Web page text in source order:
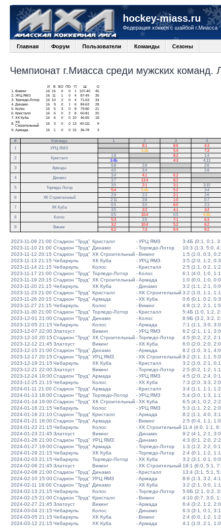
hockey-miass.ru
Федерация хоккея с шайбой г.Миасса
Главная Форум Пользователи Команды Сезоны
Чемпионат г.Миасса среди мужских команд.
И В ВО ПО П
О
1.
Викинг 16 15 0 0 1 107-40
45
2. УРЦ ЯМЗ 16 11 1 0 4 87-49
35
3. Торпедо-Лотор 16 10 2 0 4 71-53
34
4.
Динамо 16 9 0 1 6 84-63
28
5.
Колос 16 5 3 0 8 79-80
21
6.
Кристалл 16 6 0 2 8 60-81
20
7. ХК Куба 16 6 0 0 10 46-55
18
8. ХК
Строительный
16 3 0 0 13 40-111
9
9. Армада 16 1 0 0 15 36-78 3
# Команда 1 2 3
4
1
УРЦ ЯМЗ
8:1 8:6
4:3
4:3Б 5:4
7:3
2
Кристалл
1:8 8:2
1:4
3:4Б
4:3
4:13
3
Армада
6:8 2:8
2:6
4:5
3:4
2:8
4
Динамо
3:4 4:1 6:2
3:7
13:4 8:2
5
Торпедо-Лотор
3:5 2:1 3:1
3:10
5:4
5:4Б 5:2
3:4
6
ХК Строительный
2:9 2:3 2:1
2:6
2:11
3:8 1:0
0:7
7
ХК Куба
0:5 3:5 6:0
2:3
3:5
3:2 4:1
3:2
8
Колос
0:5 10:4 0:5
9:8Б
5:3
2:5 7:1
6:3
9
Викинг
3:2 10:4 5:2
6:2
6:2
7:3 6:4 9:2
2023-11-09 21:00 Стадион "Труд" Кристалл -УРЦ ЯМЗ
3:4Б (0:1, 0:1,
2023-11-10 21:00 Стадион "Труд" Динамо -Торпедо-Лотор
10:3 (1:3, 5:0,
2023-11-12 20:15 Стадион "Труд" ХК Строительный -Викинг
1:5 (1:0, 0:3,
2023-11-13 21:15 Чебаркуль ХК Куба -УРЦ ЯМЗ
3:5 (2:0, 1:2,
2023-11-14 21:15 Чебаркуль Колос -Кристалл
2:5 (1:1, 0:2,
2023-11-17 21:00 Стадион "Труд" Торпедо-Лотор -Колос
6:1 (4:0, 1:0,
2023-11-19 20:15 Стадион "Труд" ХК Строительный -Армада
1:0 (0:0, 1:0,
2023-11-20 21:15 Чебаркуль ХК Куба - Динамо
3:2 (1:1, 2:1,
2023-11-23 21:00 Стадион "Труд" Кристалл -ХК Строительный 3:2 (1:0, 1:1,
2023-11-26 20:15 Стадион "Труд" Армада -ХК Куба
0:6 (0:1, 0:2,
2023-11-27 21:15 Чебаркуль Колос -Викинг
4:8 (1:2, 2:1,
2023-11-30 21:00 Стадион "Труд" Торпедо-Лотор -Кристалл
5:4Б (1:0, 1:2,
2023-12-01 21:00Стадион "Труд" Динамо -Колос
8:9Б (3:2, 3:2,
2023-12-05 21:15 Чебаркуль Колос -Армада
7:1 (1:1, 3:0,
2023-12-07 22:00Златоуст Викинг -УРЦ ЯМЗ
6:2 (2:1, 1:1,
2023-12-10 20:15 Стадион "Труд" ХК Строительный -Торпедо-Лотор
4:5 (0:2, 2:2,
2023-12-12 21:45 Златоуст Викинг -ХК Куба
6:0 (2:0, 2:0,
2023-12-15 21:00Стадион "Труд" Динамо -Армада
8:2 (1:0, 3:1,
2023-12-17 20:15 Стадион "Труд" УРЦ ЯМЗ -ХК Строительный 9:2 (3:1, 1:1,
2023-12-19 21:15 Чебаркуль ХК Куба -Кристалл
3:2 (1:0, 2:1,
2023-12-21 22:00Златоуст Викинг -Торпедо-Лотор
2:5 (0:2, 1:2,
2023-12-24 19:00Стадион "Труд" Армада -УРЦ ЯМЗ
4:5 (2:0, 2:4,
2023-12-25 21:15 Чебаркуль Колос -ХК Куба
7:3 (2:0, 3:3,
2024-01-11 21:00 Стадион "Труд" Армада -Кристалл
3:4 (1:1, 1:1,
2024-01-13 18:00Стадион "Труд" Торпедо-Лотор -УРЦ ЯМЗ
5:4 (3:0, 1:3,
2024-01-14 19:00Стадион "Труд" ХК Строительный -ХК Куба
6:5 (4:1, 0:2,
2024-01-16 21:15 Чебаркуль Колос -УРЦ ЯМЗ
5:3 (1:1, 2:2,
2024-01-18 21:10Стадион "Труд" Кристалл -Армада
8:2 (1:1, 4:0,
2024-01-21 18:00Стадион "Труд" Армада -Викинг
2:5 (0:4, 1:1,
2024-01-22 21:15 Чебаркуль Колос -ХК Строительный 11:4 (4:0, 1:1,
2024-01-23 21:45 Златоуст Викинг - Динамо
9:2 (4:1, 2:1,
2024-01-26 21:00Стадион "Труд" УРЦ ЯМЗ - Динамо
4:3 (0:1, 2:0,
2024-01-27 19:00Стадион "Труд" Армада -Торпедо-Лотор
1:3 (1:2, 2:2,
2024-01-29 21:15 Чебаркуль ХК Куба -Торпедо-Лотор
2:4 (0:1, 1:2,
2024-02-03 21:15 Чебаркуль Торпедо-Лотор -ХК Куба
3:2 (3:1, 0:1,
2024-02-06 21:45 Златоуст Викинг -ХК Строительный 18:1 (6:0, 5:1,
2024-02-08 21:00Стадион "Труд" Динамо -Кристалл
13:4 (3:1, 5:1,
2024-02-10 15:00Стадион "Труд" УРЦ ЯМЗ -Армада
8:6 (1:3, 3:2,
2024-02-11 18:00 Стадион "Труд" Динамо -ХК Куба
3:2 (2:1, 0:0,
2024-02-13 21:15 Чебаркуль Колос -Торпедо-Лотор
5:6Б (2:1, 0:2,
2024-02-15 21:00Стадион "Труд" Кристалл -Викинг
4:10 (0:7, 3:0,
2024-02-27 21:45 Златоуст Викинг -Армада
6:4 (3:2, 1:2,
2024-03-04 21:15 Чебаркуль Колос - Динамо
6:3 (3:1, 0:1,
2024-03-05 21:15 Чебаркуль ХК Куба -Викинг
2:4 (0:0, 1:2,
2024-03-12 21:15 Чебаркуль ХК Куба -Армада
4:1 (1:0, 2:1,